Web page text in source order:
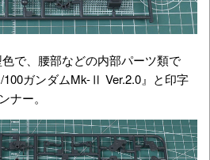
で、腰部などの内部パーツ類で
ガンダムMk-Ⅱ Ver.2.0』と印字
ナー。